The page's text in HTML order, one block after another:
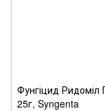
Фунгіцид
25г, Syngenta